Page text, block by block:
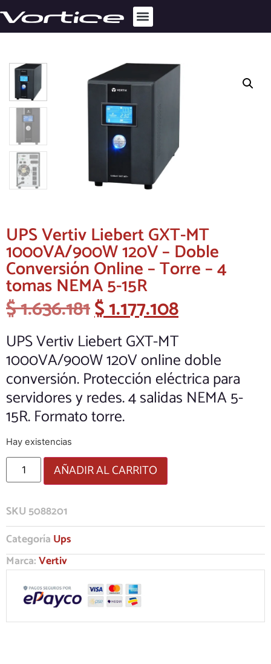
UPS Vertiv Liebert GXT-MT
1000VA/900W 120V – Doble
Conversión Online – Torre – 4
tomas NEMA 5-15R
$1.636.181$1.177.108
UPS Vertiv Liebert GXT-MT
1000VA/900W 120V online doble
conversión. Protección eléctrica para
servidores y redes. 4 salidas NEMA 5-
15R. Formato torre.
Hay existencias
AÑADIR AL CARRITO
SKU 5088201
Categoría Ups
Marca:Vertiv